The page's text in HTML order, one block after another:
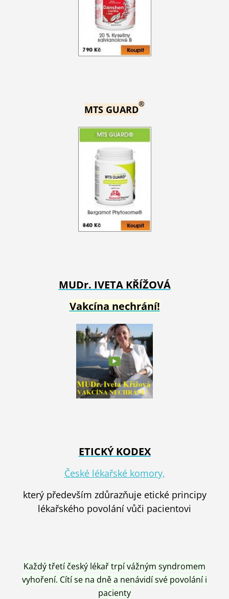
MTS GUARD®
MUDr. IVETA KŘÍŽOVÁ
Vakcína nechrání!
ETICKÝ KODEX
České lékařské komory,
který především zdůrazňuje etické principy
lékařského povolání vůči pacientovi
Každý třetí český lékař trpí vážným syndromem
vyhoření. Cítí se na dně a nenávidí své povolání i
pacienty